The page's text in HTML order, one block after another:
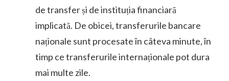
de transfer și de instituția financiară
implicată. De obicei, transferurile bancare
naționale sunt procesate în câteva minute, în
timp ce transferurile internaționale pot dura
mai multe zile.